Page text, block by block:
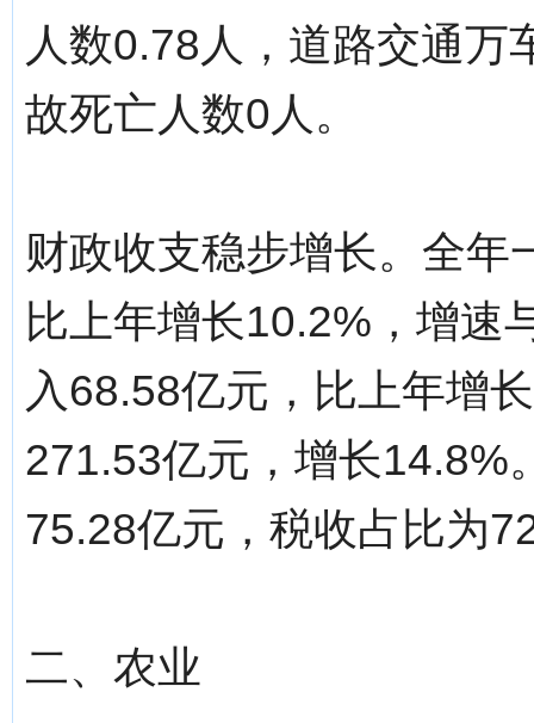
人数0.78人，道路交通万
故死亡人数0人。
财政收支稳步增长。全年
比上年增长10.2%，增速
入68.58亿元，比上年增
271.53亿元，增长14.8%
75.28亿元，税收占比为
二、农业